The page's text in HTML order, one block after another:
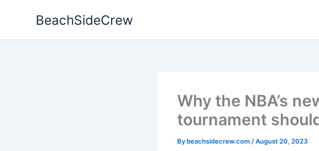
BeachSideCrew
Why the NBA’s
tournament
By beachsidecrew.com /August 20, 2023